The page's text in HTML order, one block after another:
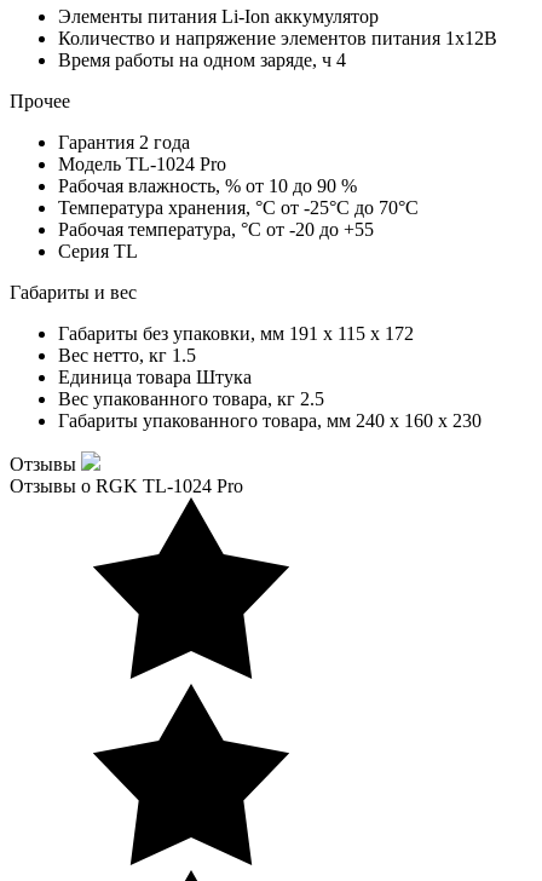
Элементы питания Li-Ion аккумулятор
Количество и напряжение элементов питания 1х12В
Время работы на одном заряде, ч 4
Прочее
Гарантия 2 года
Модель TL-1024 Pro
Рабочая влажность, % от 10 до 90 %
Температура хранения, °С от -25°C до 70°C
Рабочая температура, °С от -20 до +55
Серия TL
Габариты и вес
Габариты без упаковки, мм 191 x 115 x 172
Вес нетто, кг 1.5
Единица товара Штука
Вес упакованного товара, кг 2.5
Габариты упакованного товара, мм 240 x 160 x 230
Отзывы
Отзывы о RGK TL-1024 Pro